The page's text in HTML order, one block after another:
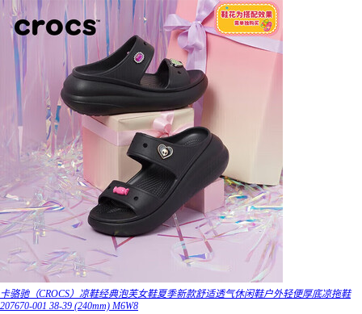
卡骆驰（CROCS）凉鞋经典泡芙女鞋夏季新款舒适透气休闲鞋户外轻便厚底凉拖鞋
207670-001 38-39 (240mm) M6W8